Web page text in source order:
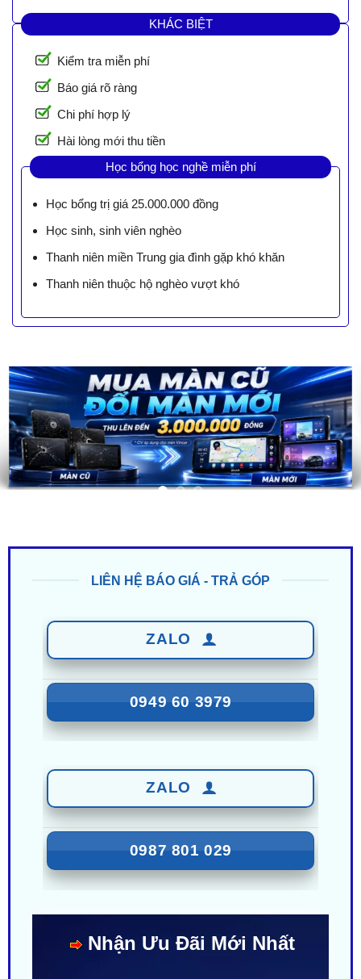
KHÁC BIỆT
Kiểm tra miễn phí
Báo giá rõ ràng
Chi phí hợp lý
Hài lòng mới thu tiền
Học bổng học nghề miễn phí
Học bổng trị giá 25.000.000 đồng
Học sinh, sinh viên nghèo
Thanh niên miền Trung gia đình gặp khó khăn
Thanh niên thuộc hộ nghèo vượt khó
0949 60 3979
0987 801 029